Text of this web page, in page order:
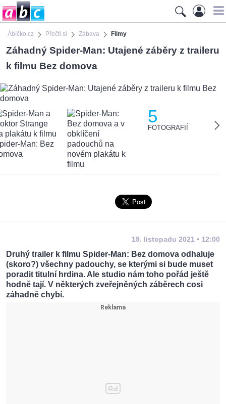
Ábíčko.cz Přečti si Zábava Filmy
Záhadný Spider-Man: Utajené záběry z traileru
k filmu Bez domova
5
FOTOGRAFIÍ
19. listopadu 2021 • 12:00
Druhý trailer k filmu Spider-Man: Bez domova odhaluje
(skoro?) všechny padouchy, se kterými si bude muset
poradit titulní hrdina. Ale studio nám toho pořád ještě
hodně tají. V některých zveřejněných záběrech cosi
záhadně chybí.